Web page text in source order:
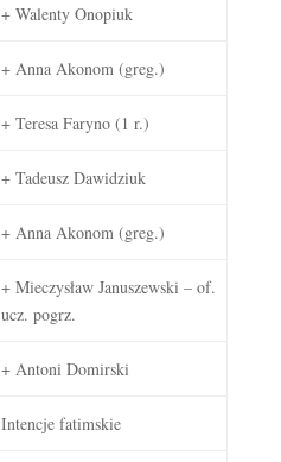
+ Walenty Onopiuk
+ Anna Akonom (greg.)
+ Teresa Faryno (1 r.)
+ Tadeusz Dawidziuk
+ Anna Akonom (greg.)
+ Mieczysław Januszewski – of.
ucz. pogrz.
+ Antoni Domirski
Intencje fatimskie